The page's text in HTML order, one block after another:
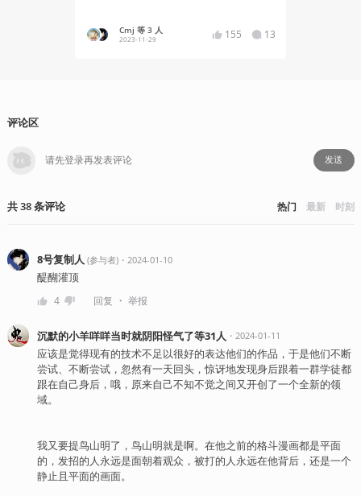
Cmj 等 3 人
2023-11-29 155 13
评论区
发送
共38条评论 热门 最新 时刻
8号复制人 (参与者)・ 2024-01-10
醍醐灌顶
4 回复 ・ 举报
沉默的小羊咩咩当时就阴阳怪气了等31人 ・ 2024-01-11
应该是觉得现有的技术不足以很好的表达他们的作品，于是他们不断
尝试、不断尝试，忽然有一天回头，惊讶地发现身后跟着一群学徒都
跟在自己身后，哦，原来自己不知不觉之间又开创了一个全新的领
域。
我又要提鸟山明了，鸟山明就是啊。在他之前的格斗漫画都是平面
的，发招的人永远是面朝着观众，被打的人永远在他背后，还是一个
静止且平面的画面。